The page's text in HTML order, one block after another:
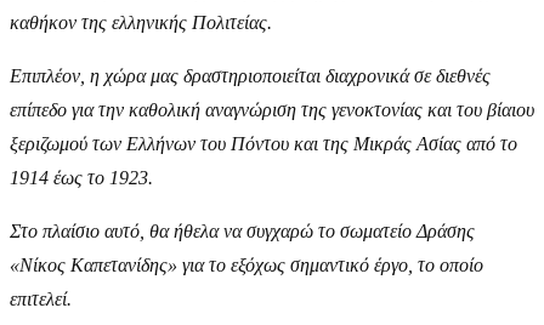
καθήκον της ελληνικής Πολιτείας.
Επιπλέον, η χώρα μας δραστηριοποιείται διαχρονικά σε διεθνές
επίπεδο για την καθολική αναγνώριση της γενοκτονίας και του βίαιου
ξεριζωμού των Ελλήνων του Πόντου και της Μικράς Ασίας από το
1914 έως το 1923.
Στο πλαίσιο αυτό, θα ήθελα να συγχαρώ το σωματείο Δράσης
«Νίκος Καπετανίδης» για το εξόχως σημαντικό έργο, το οποίο
επιτελεί.